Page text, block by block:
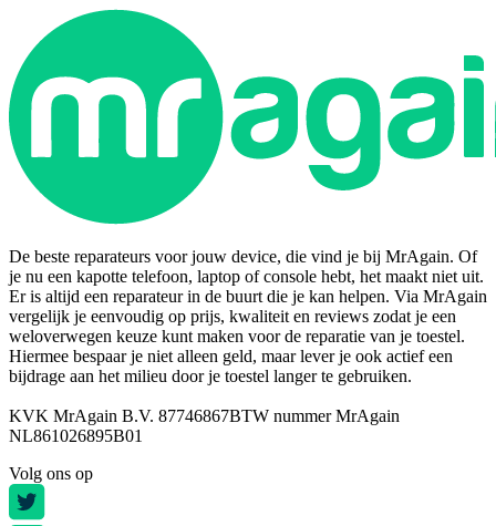
De beste reparateurs voor jouw device, die vind je bij MrAgain. Of
je nu een kapotte telefoon, laptop of console hebt, het maakt niet uit.
Er is altijd een reparateur in de buurt die je kan helpen. Via MrAgain
vergelijk je eenvoudig op prijs, kwaliteit en reviews zodat je een
weloverwegen keuze kunt maken voor de reparatie van je toestel.
Hiermee bespaar je niet alleen geld, maar lever je ook actief een
bijdrage aan het milieu door je toestel langer te gebruiken.
KVK MrAgain B.V. 87746867BTW nummer MrAgain
NL861026895B01
Volg ons op